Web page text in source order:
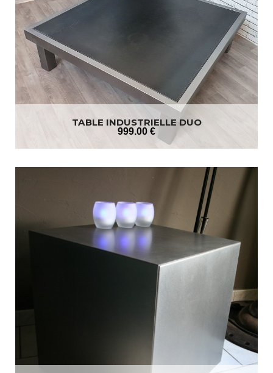
TABLE INDUSTRIELLE DUO
999.00 €